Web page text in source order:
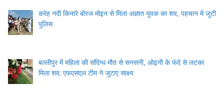
करेह नदी किनारे बोरज मोइन से मिला अज्ञात युवक का शव, पहचान में जुटी
पुलिस
बल्लीपुर में महिला की संदिग्ध मौत से सनसनी, ओढ़नी के फंदे से लटका
मिला शव; एफएसएल टीम ने जुटाए साक्ष्य